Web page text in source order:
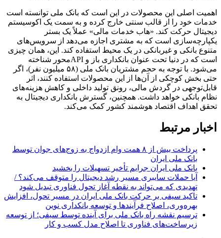
اهمیت اصلی این محصولات در این است که بانک ملی توانسته است
خدمات خود را از قالب سنتی خارج کرده و به سمت یک اکوسیستم
دیجیتال حرکت کند. «هاب خدمات مالی» عملاً یک بستر
یکپارچه‌سازی است که به مشتری اجازه می‌دهد از سرویس‌های
متنوع بانکی و غیربانکی در یک محیط استفاده کند. این، همان چیزی
است که در دنیا تحت عنوان بانکداری باز و APIمحور شناخته
می‌شود. با توجه به حجم مشتریان بانک ملی (۵۸ میلیون نفر)، اگر
حتی بخش کوچکی از آن‌ها از این محصولات استفاده کنند، اثر
قابل‌توجهی در گردش مالی، رونق تولید داخلی و کاهش هزینه‌های
نظام بانکی خواهد داشت. همچنین، گسترش بانکداری دیجیتال به
تحقق اهداف اقتصاد هوشمند کشور کمک می‌کند.
اخبار مرتبط
پرداخت بیش از ۸ همت وام ازدواج به زوج‌های جوان توسط
بانک ملی ایران
بانک ملی ایران جرایم تأخیر تسهیلات را بخشید
آیا حملات سایبری مسیر رشد دیجیتال را متوقف می‌کند؟ /
تهدیدی که می‌تواند به نقطه آغاز تحول فناوری تبدیل شود
تاکید سیفی بر حرکت بانک ملی ایران در مسیر تحول، افزایش
بهره‌وری، اصلاح فرآیندها و توسعه بانکداری نوین
ترسیم نقشه راه بانک ملی برای آینده توسط سیفی؛ از توسعه
زیرساخت‌های فناوری تا اصلاح مدل کسب و کار